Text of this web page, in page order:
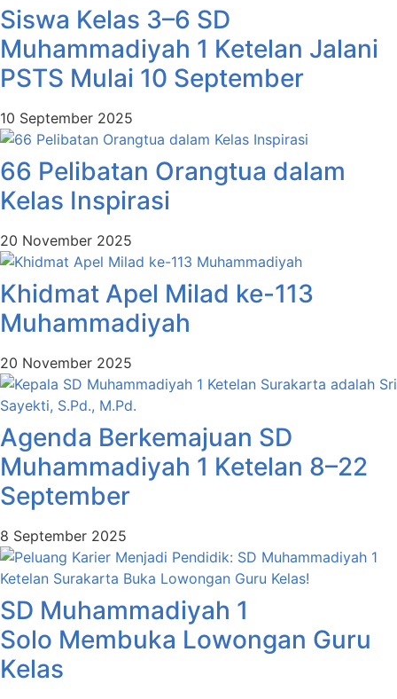
Siswa Kelas 3–6 SD
Muhammadiyah 1 Ketelan Jalani
PSTS Mulai 10 September
10 September 2025
66 Pelibatan Orangtua dalam
Kelas Inspirasi
20 November 2025
Khidmat Apel Milad ke-113
Muhammadiyah
20 November 2025
Agenda Berkemajuan SD
Muhammadiyah 1 Ketelan 8–22
September
8 September 2025
SD Muhammadiyah 1
Solo Membuka Lowongan Guru
Kelas